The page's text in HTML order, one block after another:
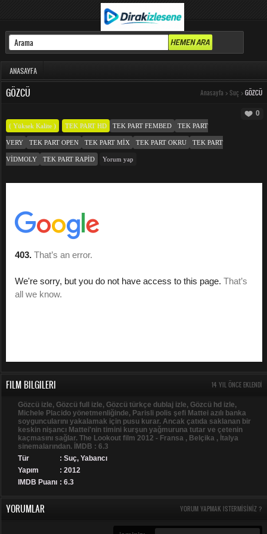
ANASAYFA
GÖZCÜ Anasayfa > Suç > GÖZCÜ
0
( Yüksek Kalite ) TEK PART HD TEK PART FEMBED TEK PART
VERY TEK PART OPEN TEK PART MIX TEK PART OKRU TEK PART
VIDMOLY TEK PART RAPID Yorum yap
FILM BILGILERI 14 YIL ÖNCE EKLENDI
Gözcü izle, Gözcü full izle, Gözcü türkçe dublaj izle, Gözcü hd izle,
Michele Placido yönetmenliğinde, Parisli polis şefi Mattei azılı banka
soyguncularını yakalamak için pusu kurar. Ancak çatıda saklanan bir
keskin nişancı Mattei'nin timini kurşun yağmuruna tutar ve çetenin
kaçmasını sağlar. The Lookout film 2012 - Fransa , Belçika , İtalya
sinemalarından. İMDB : 6.3
Tür
: Suç, Yabancı
Yapım
: 2012
IMDB Puanı : 6.3
YORUMLAR YORUM YAPMAK ISTERMISINIZ ?